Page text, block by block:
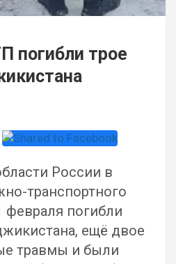
погибли трое
России в
транспортного
февраля погибли
ещё двое
травмы и были